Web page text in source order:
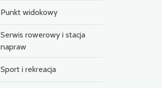
Punkt widokowy
Serwis rowerowy i stacja
napraw
Sport i rekreacja